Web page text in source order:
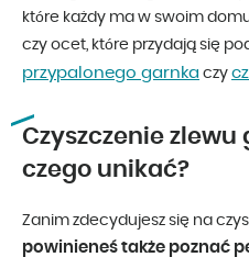
które każdy ma w swoim
czy ocet, które przydają się
przypalonego garnka czy
Czyszczenie
czego unikać?
Zanim zdecydujesz się na
powinieneś także poznać